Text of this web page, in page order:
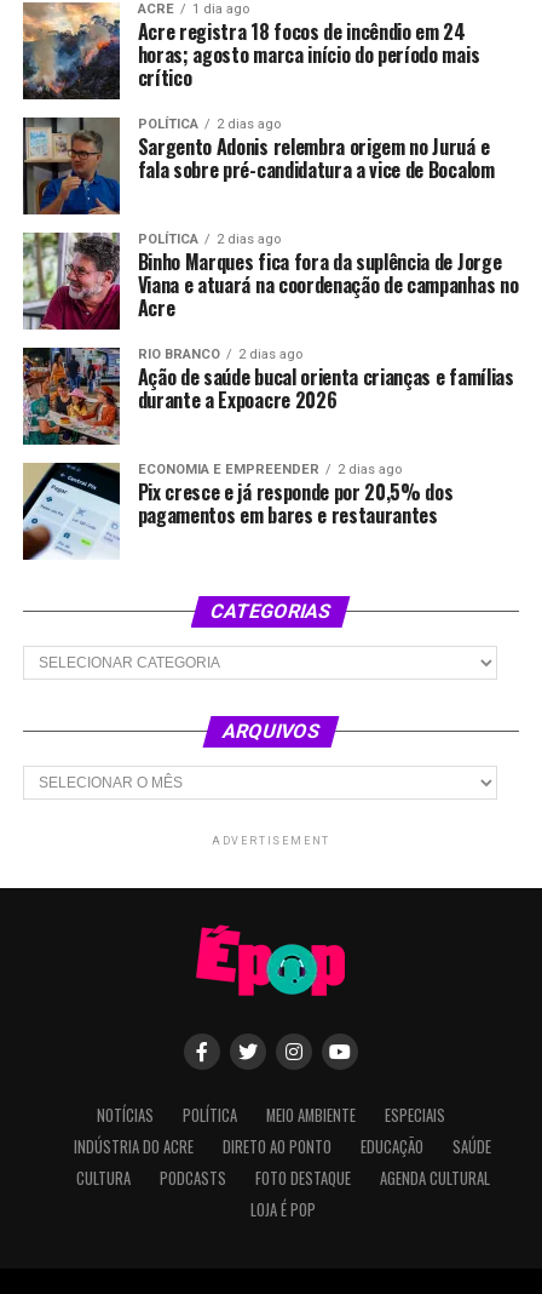
ACRE 1 dia ago
Acre registra 18 focos de incêndio em 24
horas; agosto marca início do período mais
crítico
POLÍTICA 2 dias ago
Sargento Adonis relembra origem no Juruá e
fala sobre pré-candidatura a vice de Bocalom
POLÍTICA 2 dias ago
Binho Marques fica fora da suplência de Jorge
Viana e atuará na coordenação de campanhas no
Acre
RIO BRANCO 2 dias ago
Ação de saúde bucal orienta crianças e famílias
durante a Expoacre 2026
ECONOMIA E EMPREENDER 2 dias ago
Pix cresce e já responde por 20,5% dos
pagamentos em bares e restaurantes
CATEGORIAS
Categorias
ARQUIVOS
Arquivos
ADVERTISEMENT
NOTÍCIAS POLÍTICA MEIO AMBIENTE
ESPECIAIS
INDÚSTRIA DO ACRE
DIRETO AO PONTO EDUCAÇÃO
SAÚDE
CULTURA
PODCASTS FOTO DESTAQUE
AGENDA CULTURAL
LOJA É POP